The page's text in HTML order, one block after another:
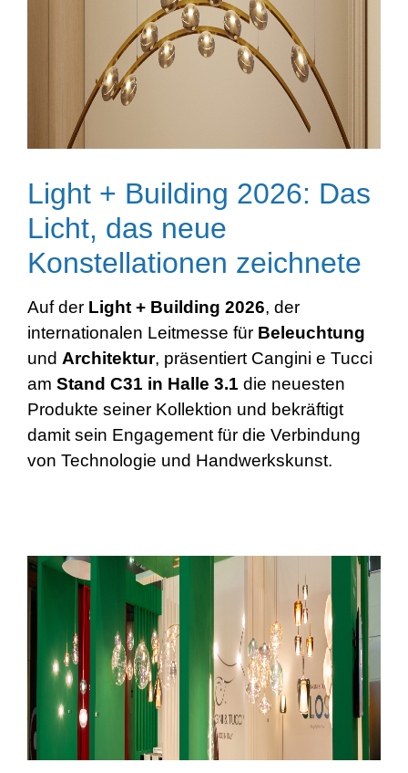
Light + Building 2026: Das
Licht, das neue
Konstellationen zeichnete
Auf der Light + Building 2026, der
internationalen Leitmesse für Beleuchtung
und Architektur, präsentiert Cangini e Tucci
am Stand C31 in Halle 3.1 die neuesten
Produkte seiner Kollektion und bekräftigt
damit sein Engagement für die Verbindung
von Technologie und Handwerkskunst.